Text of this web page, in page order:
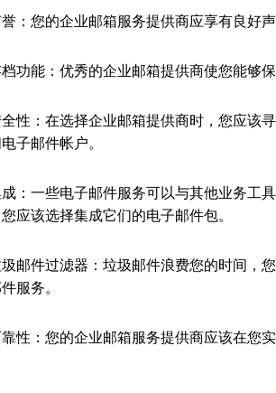
您的企业邮箱服务提供商应享有良好声
能：优秀的企业邮箱提供商使您能够保
：在选择企业邮箱提供商时，您应该寻
子邮件帐户。
一些电子邮件服务可以与其他业务工具
应该选择集成它们的电子邮件包。
件过滤器：垃圾邮件浪费您的时间，您
服务。
：您的企业邮箱服务提供商应该在您实